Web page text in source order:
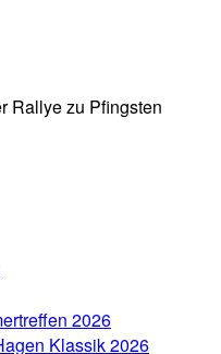
Rallye zu Pfingsten
2026
Klassik 2026